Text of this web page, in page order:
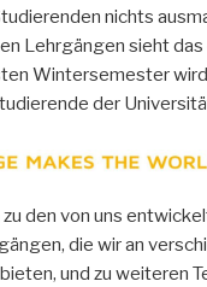
nichts
Lehrgängen sieht das
Wintersemester
der
den von uns
die wir an
und zu weiteren